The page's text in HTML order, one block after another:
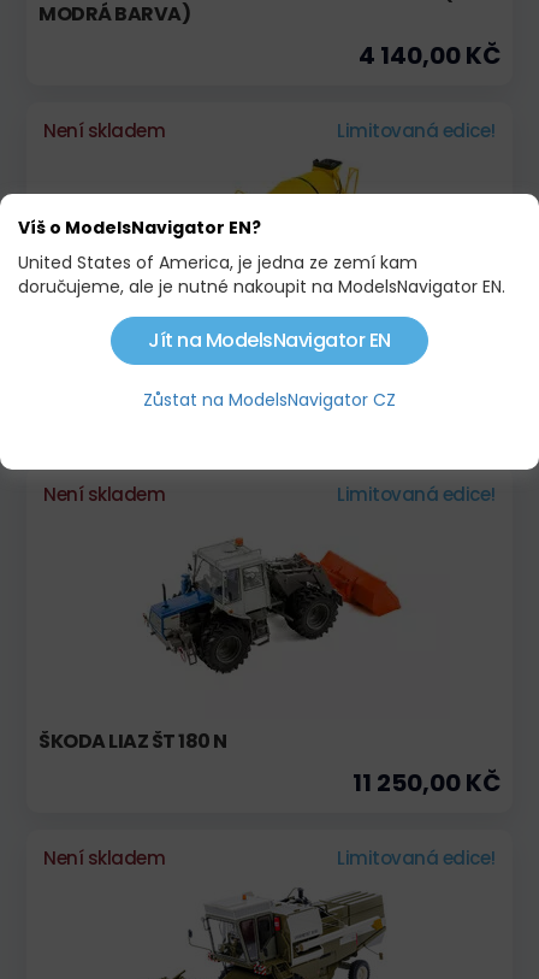
MODRÁ BARVA)
4 140,00 KČ
Není skladem Limitovaná edice!
Není skladem Limitovaná edice!
ŠKODA LIAZ ŠT 180 N
11 250,00 KČ
Není skladem Limitovaná edice!
Víš o ModelsNavigator EN?
United States of America, je jedna ze zemí kam
doručujeme, ale je nutné nakoupit na ModelsNavigator EN.
Jít na ModelsNavigator EN
Zůstat na ModelsNavigator CZ